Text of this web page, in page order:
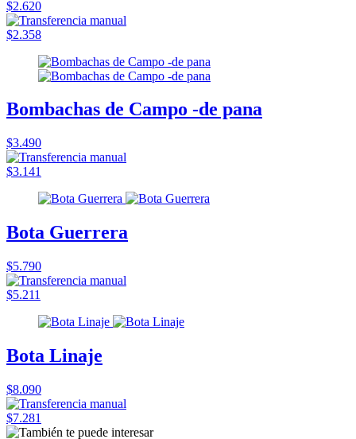
$2.620
$2.358
Bombachas de Campo -de pana
$3.490
$3.141
Bota Guerrera
$5.790
$5.211
Bota Linaje
$8.090
$7.281